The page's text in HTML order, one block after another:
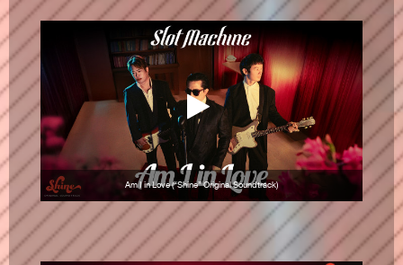
Am I in Love (“Shine” Original Soundtrack)